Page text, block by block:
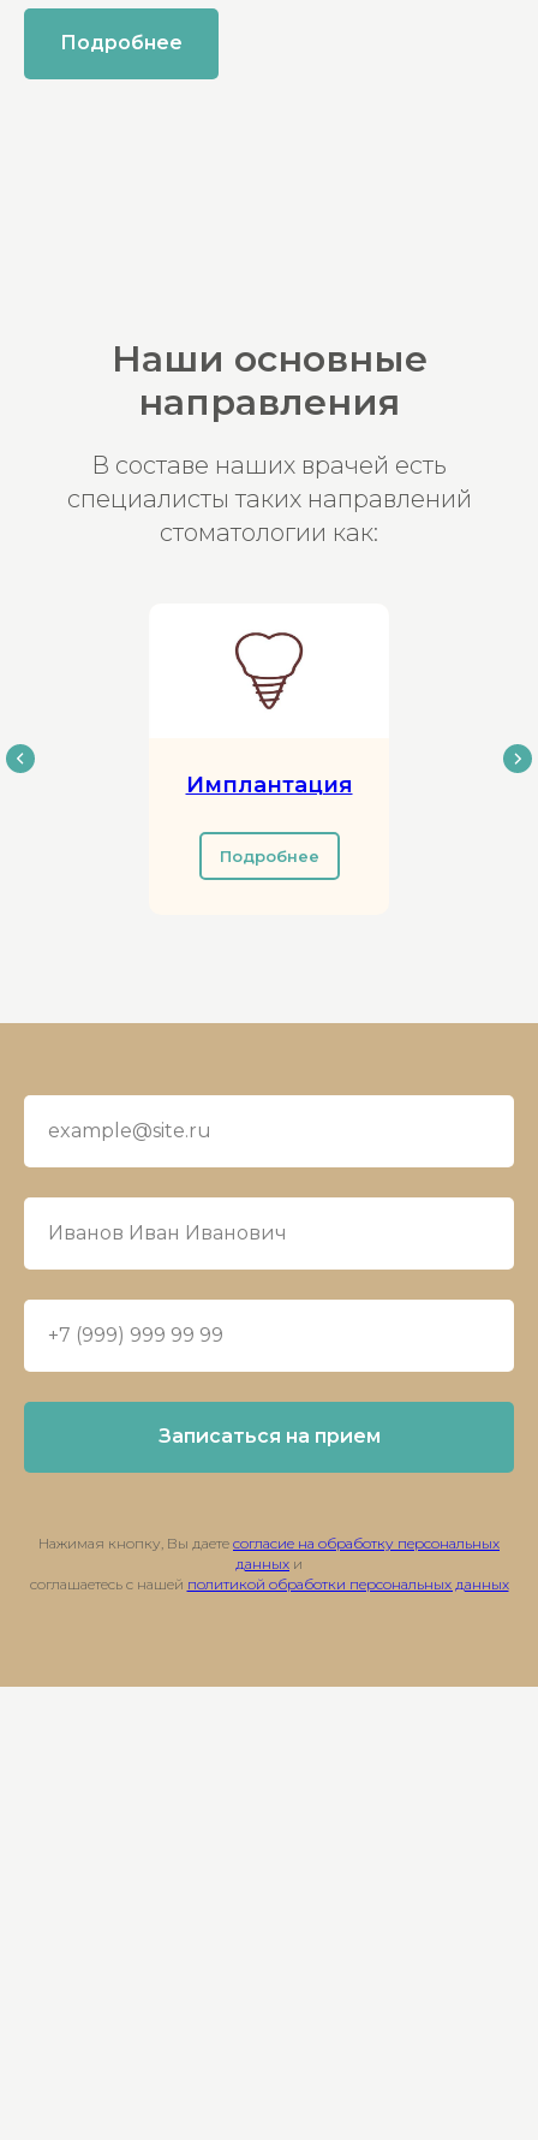
Подробнее
Наши основные
направления
В составе наших врачей есть
специалисты таких направлений
стоматологии как:
Имплантация
Подробнее
Записаться на прием
Нажимая кнопку, Вы даете согласие на обработку персональных
данных и
соглашаетесь с нашей политикой обработки персональных данных